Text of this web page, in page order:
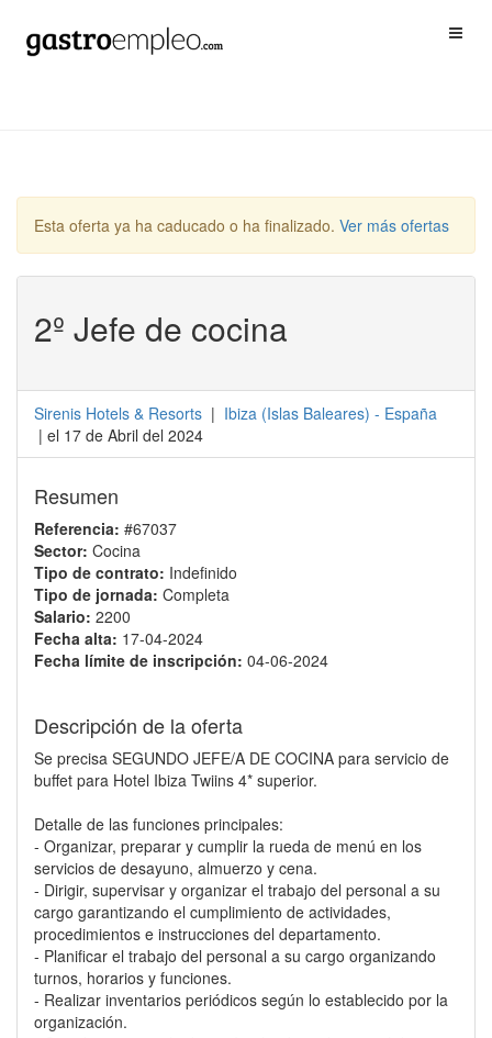
Esta oferta ya ha caducado o ha finalizado. Ver más ofertas
2º Jefe de cocina
Sirenis Hotels & Resorts | Ibiza (Islas Baleares) - España
| el 17 de Abril del 2024
Resumen
Referencia: #67037
Sector: Cocina
Tipo de contrato: Indefinido
Tipo de jornada: Completa
Salario: 2200
Fecha alta: 17-04-2024
Fecha límite de inscripción: 04-06-2024
Descripción de la oferta
Se precisa SEGUNDO JEFE/A DE COCINA para servicio de
buffet para Hotel Ibiza Twiins 4* superior.
Detalle de las funciones principales:
- Organizar, preparar y cumplir la rueda de menú en los
servicios de desayuno, almuerzo y cena.
- Dirigir, supervisar y organizar el trabajo del personal a su
cargo garantizando el cumplimiento de actividades,
procedimientos e instrucciones del departamento.
- Planificar el trabajo del personal a su cargo organizando
turnos, horarios y funciones.
- Realizar inventarios periódicos según lo establecido por la
organización.